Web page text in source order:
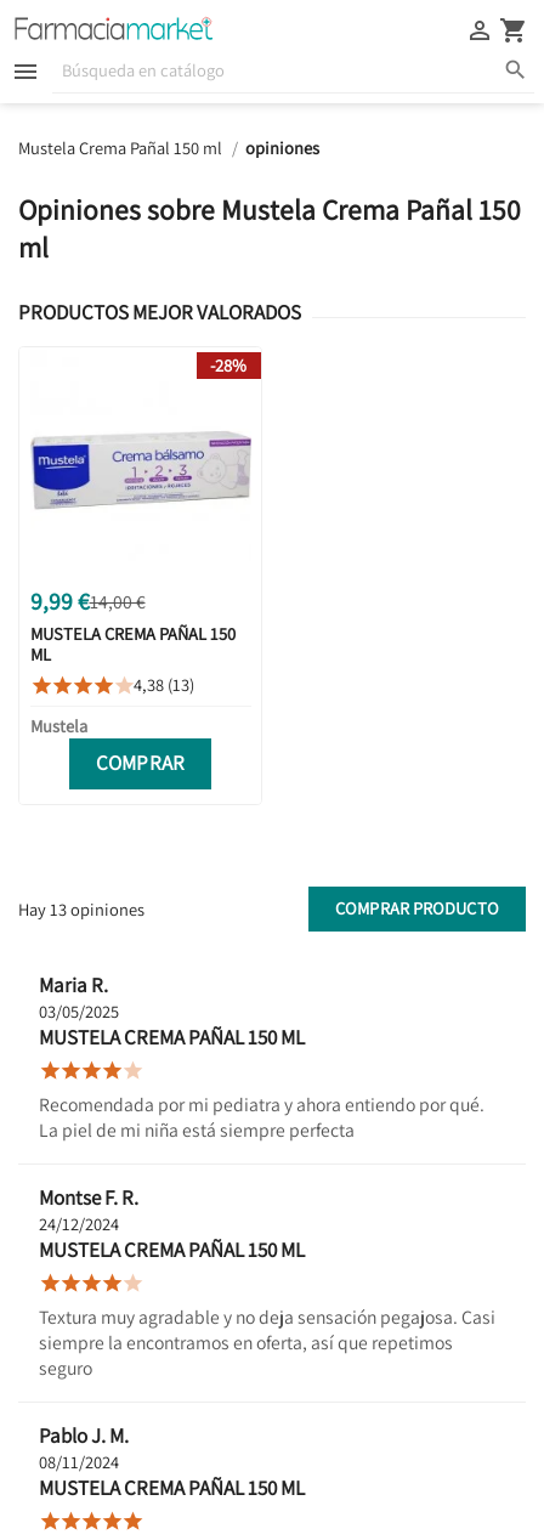
  
 
Mustela Crema Pañal 150 ml opiniones
Opiniones sobre Mustela Crema Pañal 150
ml
PRODUCTOS MEJOR VALORADOS
9,99 €14,00 €
MUSTELA CREMA PAÑAL 150
ML
4,38 (13)
Mustela
COMPRAR
-28%
Hay 13 opiniones COMPRAR PRODUCTO
Maria R.
03/05/2025
MUSTELA CREMA PAÑAL 150 ML

Recomendada por mi pediatra y ahora entiendo por qué.
La piel de mi niña está siempre perfecta
Montse F. R.
24/12/2024
MUSTELA CREMA PAÑAL 150 ML

Textura muy agradable y no deja sensación pegajosa. Casi
siempre la encontramos en oferta, así que repetimos
seguro
Pablo J. M.
08/11/2024
MUSTELA CREMA PAÑAL 150 ML
